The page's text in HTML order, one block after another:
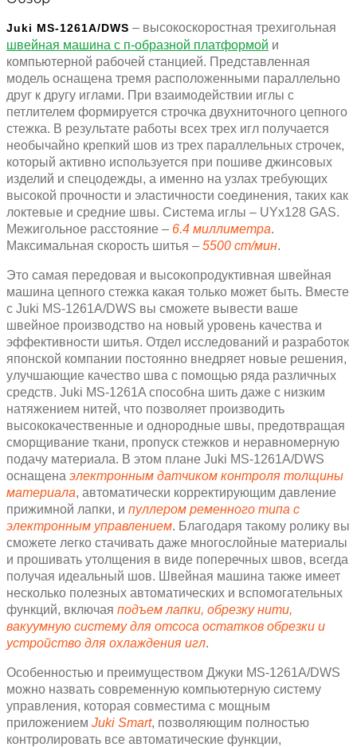
Juki MS-1261A/DWS – высокоскоростная трехигольная
швейная машина с п-образной платформой и
компьютерной рабочей станцией. Представленная
модель оснащена тремя расположенными параллельно
друг к другу иглами. При взаимодействии иглы с
петлителем формируется строчка двухниточного цепного
стежка. В результате работы всех трех игл получается
необычайно крепкий шов из трех параллельных строчек,
который активно используется при пошиве джинсовых
изделий и спецодежды, а именно на узлах требующих
высокой прочности и эластичности соединения, таких как
локтевые и средние швы. Система иглы – UYx128 GAS.
Межигольное расстояние – 6.4 миллиметра.
Максимальная скорость шитья – 5500 ст/мин.
Это самая передовая и высокопродуктивная швейная
машина цепного стежка какая только может быть. Вместе
с Juki MS-1261A/DWS вы сможете вывести ваше
швейное производство на новый уровень качества и
эффективности шитья. Отдел исследований и разработок
японской компании постоянно внедряет новые решения,
улучшающие качество шва с помощью ряда различных
средств. Juki MS-1261A способна шить даже с низким
натяжением нитей, что позволяет производить
высококачественные и однородные швы, предотвращая
сморщивание ткани, пропуск стежков и неравномерную
подачу материала. В этом плане Juki MS-1261A/DWS
оснащена электронным датчиком контроля толщины
материала, автоматически корректирующим давление
прижимной лапки, и пуллером ременного типа с
электронным управлением. Благодаря такому ролику вы
сможете легко стачивать даже многослойные материалы
и прошивать утолщения в виде поперечных швов, всегда
получая идеальный шов. Швейная машина также имеет
несколько полезных автоматических и вспомогательных
функций, включая подъем лапки, обрезку нити,
вакуумную систему для отсоса остатков обрезки и
устройство для охлаждения игл.
Особенностью и преимуществом Джуки MS-1261A/DWS
можно назвать современную компьютерную систему
управления, которая совместима с мощным
приложением Juki Smart, позволяющим полностью
контролировать все автоматические функции,